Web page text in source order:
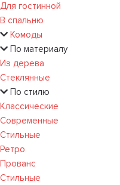
Для гостинной
В спальню
Комоды
По материалу
Из дерева
Стеклянные
По стилю
Классические
Современные
Стильные
Ретро
Прованс
Стильные